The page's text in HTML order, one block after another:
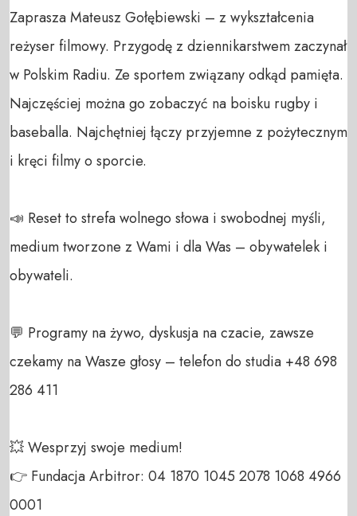
Zaprasza Mateusz Gołębiewski – z wykształcenia
reżyser filmowy. Przygodę z dziennikarstwem zaczynał
w Polskim Radiu. Ze sportem związany odkąd pamięta.
Najczęściej można go zobaczyć na boisku rugby i
baseballa. Najchętniej łączy przyjemne z pożytecznym
i kręci filmy o sporcie.
📣 Reset to strefa wolnego słowa i swobodnej myśli,
medium tworzone z Wami i dla Was – obywatelek i
obywateli.
💬 Programy na żywo, dyskusja na czacie, zawsze
czekamy na Wasze głosy – telefon do studia +48 698
286 411
💥 Wesprzyj swoje medium!
👉 Fundacja Arbitror: 04 1870 1045 2078 1068 4966
0001